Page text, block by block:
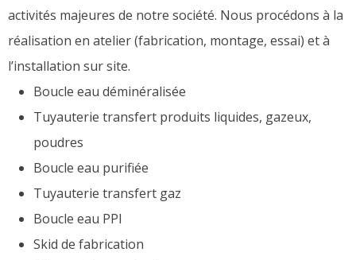
activités majeures de notre société. Nous procédons à la
réalisation en atelier (fabrication, montage, essai) et à
l’installation sur site.
Boucle eau déminéralisée
Tuyauterie transfert produits liquides, gazeux,
poudres
Boucle eau purifiée
Tuyauterie transfert gaz
Boucle eau PPI
Skid de fabrication